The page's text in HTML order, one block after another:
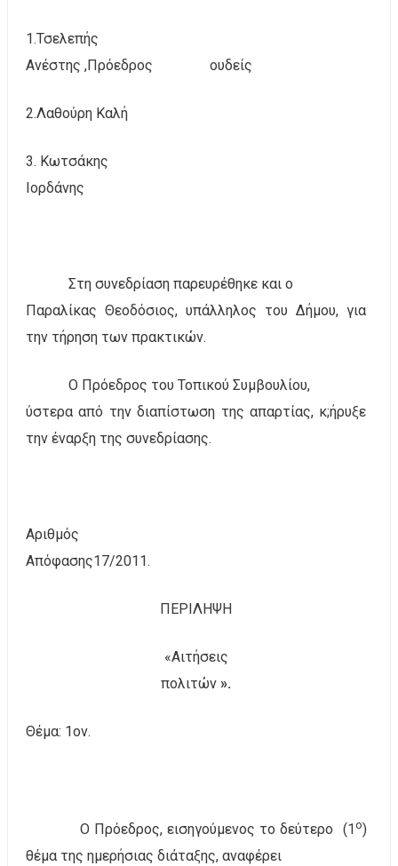
1.Τσελεπής
Ανέστης ,Πρόεδρος
ουδείς
2.Λαθούρη Καλή
3. Κωτσάκης
Ιορδάνης
Στη συνεδρίαση παρευρέθηκε και ο
Παραλίκας Θεοδόσιος, υπάλληλος του Δήμου, για
την τήρηση των πρακτικών.
Ο Πρόεδρος του Τοπικού Συμβουλίου,
ύστερα από την διαπίστωση της απαρτίας, κ;ήρυξε
την έναρξη της συνεδρίασης.
Αριθμός
Απόφασης17/2011.
ΠΕΡΙΛΗΨΗ
«Αιτήσεις
πολιτών ».
Θέμα: 1oν.
Ο Πρόεδρος, εισηγούμενος το δεύτερο (1 ο)
θέμα της ημερήσιας διάταξης, αναφέρει